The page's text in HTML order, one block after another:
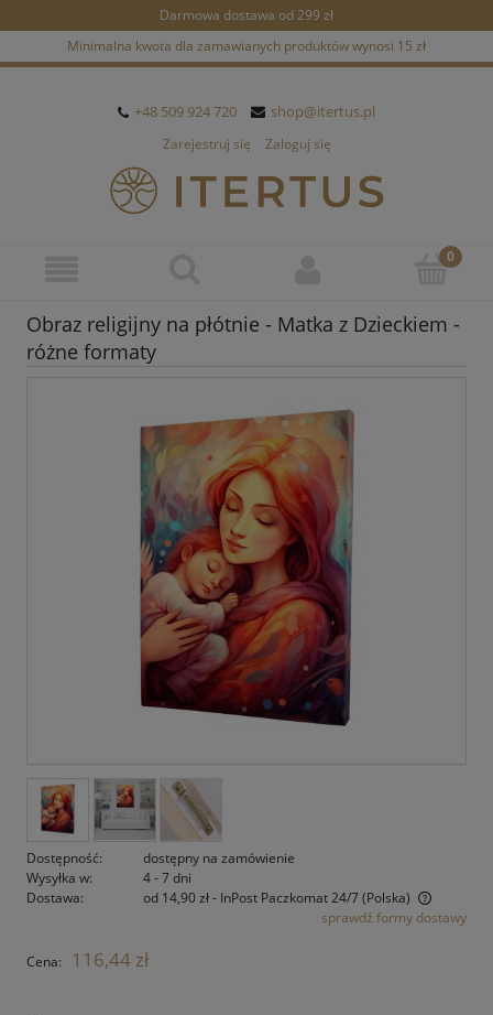
Darmowa dostawa od 299 zł
Minimalna kwota dla zamawianych produktów wynosi 15 zł
+48 509 924 720 shop@itertus.pl
Zarejestruj się Zaloguj się
Obraz religijny na płótnie - Matka z Dzieckiem -
różne formaty
Dostępność:
dostępny na zamówienie
Wysyłka w:
4 - 7 dni
Dostawa:
od 14,90 zł- InPost Paczkomat 24/7(Polska)
Cena nie zawiera ewentualnych kosztów płatnościsprawdź formy dostawy
Cena: 116,44 zł